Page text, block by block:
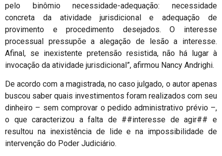
pelo binômio necessidade-adequação: necessidade
concreta da atividade jurisdicional e adequação de
provimento e procedimento desejados. O interesse
processual pressupõe a alegação de lesão a interesse.
Afinal, se inexistente pretensão resistida, não há lugar à
invocação da atividade jurisdicional”, afirmou Nancy Andrighi.
De acordo com a magistrada, no caso julgado, o autor apenas
buscou saber quais investimentos foram realizados com seu
dinheiro – sem comprovar o pedido administrativo prévio –,
o que caracterizou a falta de ##interesse de agir## e
resultou na inexistência de lide e na impossibilidade de
intervenção do Poder Judiciário.